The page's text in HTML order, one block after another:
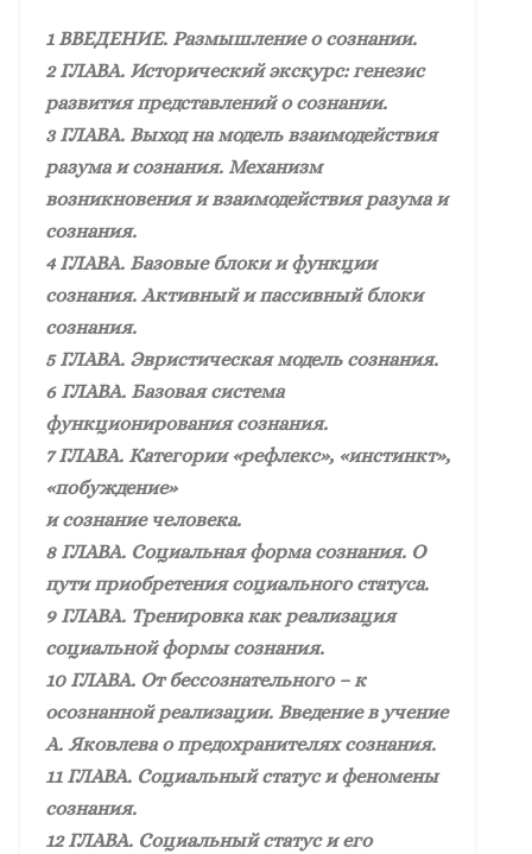
1 ВВЕДЕНИЕ. Размышление о сознании.
2 ГЛАВА. Исторический экскурс: генезис
развития представлений о сознании.
3 ГЛАВА. Выход на модель взаимодействия
разума и сознания. Механизм
возникновения и взаимодействия разума и
сознания.
4 ГЛАВА. Базовые блоки и функции
сознания. Активный и пассивный блоки
сознания.
5 ГЛАВА. Эвристическая модель сознания.
6 ГЛАВА. Базовая система
функционирования сознания.
7 ГЛАВА. Категории «рефлекс», «инстинкт»,
«побуждение»
и сознание человека.
8 ГЛАВА. Социальная форма сознания. О
пути приобретения социального статуса.
9 ГЛАВА. Тренировка как реализация
социальной формы сознания.
10 ГЛАВА. От бессознательного – к
осознанной реализации. Введение в учение
А. Яковлева о предохранителях сознания.
11 ГЛАВА. Социальный статус и феномены
сознания.
12 ГЛАВА. Социальный статус и его